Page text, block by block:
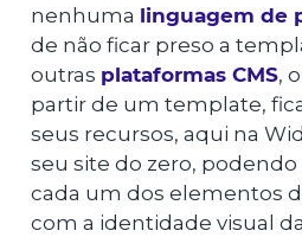
nenhuma linguagem de
de não ficar preso a
outras plataformas CMS,
partir de um template,
seus recursos, aqui na
seu site do zero,
cada um dos elementos
com a identidade visual